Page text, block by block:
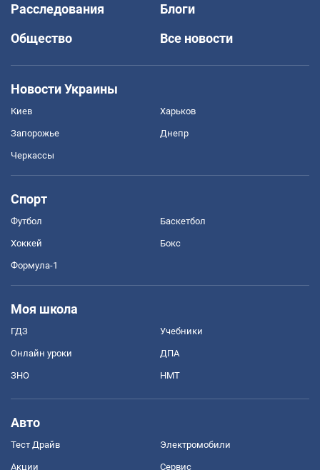
Расследования
Блоги
Общество
Все новости
Новости Украины
Киев Харьков
Запорожье Днепр
Черкассы
Спорт
Футбол Баскетбол
Хоккей Бокс
Формула-1
Моя школа
ГДЗ Учебники
Онлайн уроки ДПА
ЗНО НМТ
Авто
Тест Драйв Электромобили
Акции Сервис